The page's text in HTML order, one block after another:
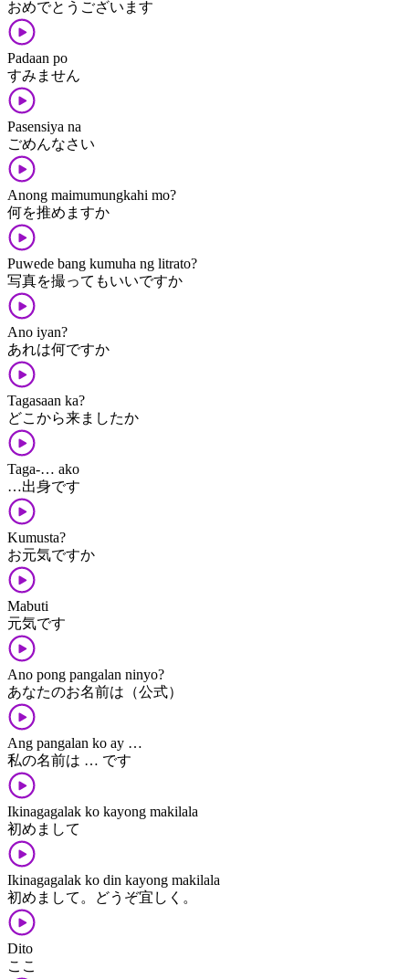
おめでとうございます
Padaan po
すみません
Pasensiya na
ごめんなさい
Anong maimumungkahi mo?
何を推めますか
Puwede bang kumuha ng litrato?
写真を撮ってもいいですか
Ano iyan?
あれは何ですか
Tagasaan ka?
どこから来ましたか
Taga-… ako
…出身です
Kumusta?
お元気ですか
Mabuti
元気です
Ano pong pangalan ninyo?
あなたのお名前は（公式）
Ang pangalan ko ay …
私の名前は … です
Ikinagagalak ko kayong makilala
初めまして
Ikinagagalak ko din kayong makilala
初めまして。どうぞ宜しく。
Dito
ここ